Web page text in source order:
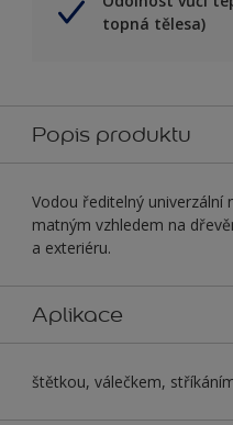
topná tělesa)
Popis produktu
Vodou ředitelný univerzální
matným vzhledem na
a exteriéru.
Aplikace
štětkou, válečkem,